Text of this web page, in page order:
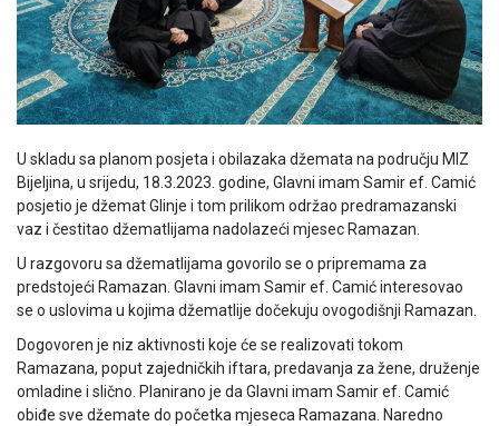
U skladu sa planom posjeta i obilazaka džemata na području MIZ
Bijeljina, u srijedu, 18.3.2023. godine, Glavni imam Samir ef. Camić
posjetio je džemat Glinje i tom prilikom održao predramazanski
vaz i čestitao džematlijama nadolazeći mjesec Ramazan.
U razgovoru sa džematlijama govorilo se o pripremama za
predstojeći Ramazan. Glavni imam Samir ef. Camić interesovao
se o uslovima u kojima džematlije dočekuju ovogodišnji Ramazan.
Dogovoren je niz aktivnosti koje će se realizovati tokom
Ramazana, poput zajedničkih iftara, predavanja za žene, druženje
omladine i slično. Planirano je da Glavni imam Samir ef. Camić
obiđe sve džemate do početka mjeseca Ramazana. Naredno